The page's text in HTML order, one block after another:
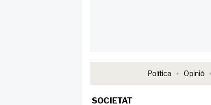
Política Opinió
SOCIETAT